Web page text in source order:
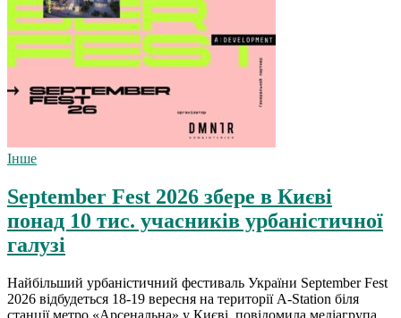
Інше
September Fest 2026 збере в Києві
понад 10 тис. учасників урбаністичної
галузі
Найбільший урбаністичний фестиваль України September Fest
2026 відбудеться 18-19 вересня на території A-Station біля
станції метро «Арсенальна» у Києві, повідомила медіагрупа